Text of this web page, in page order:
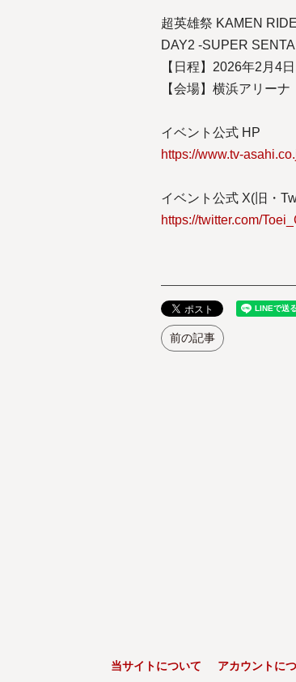
超英雄祭 KAMEN
DAY2 -SUPER
【日程】2026年2月4
【会場】横浜アリー
イベント公式 HP
https://www.tv-
イベント公式 X(旧・
https://twitter.com/
前の記事
当サイトについて アカウントに